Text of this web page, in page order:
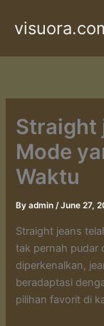
Straight
Mode
Waktu
Byadmin/June 27,
Straight jeans
tak pernah pudar
diperkenalkan,
beradaptasi
pilihan favorit di